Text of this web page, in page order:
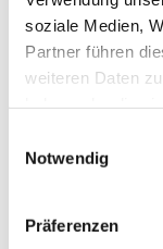
soziale Medien,
Partner führen
weiteren Daten
Notwendig
Präferenzen